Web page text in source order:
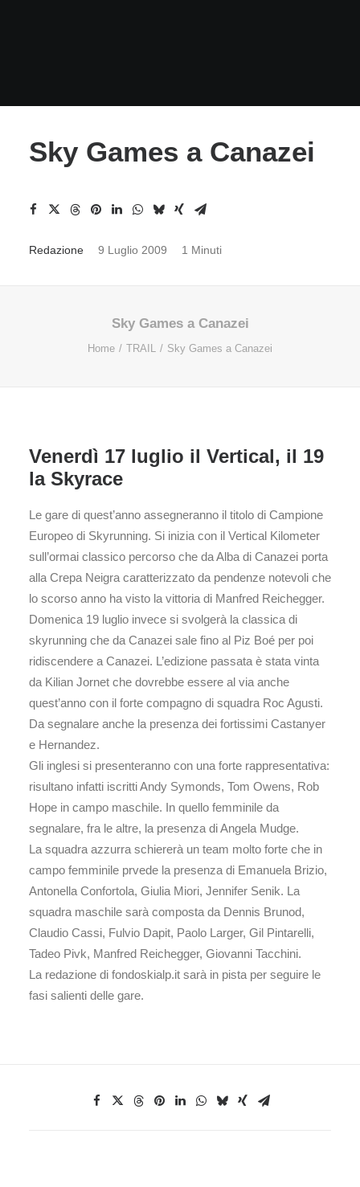
Sky Games a Canazei
Redazione 9 Luglio 2009 1 Minuti
Sky Games a Canazei
Home TRAIL Sky Games a Canazei
Venerdì 17 luglio il Vertical, il 19
la Skyrace
Le gare di quest’anno assegneranno il titolo di Campione
Europeo di Skyrunning. Si inizia con il Vertical Kilometer
sull’ormai classico percorso che da Alba di Canazei porta
alla Crepa Neigra caratterizzato da pendenze notevoli che
lo scorso anno ha visto la vittoria di Manfred Reichegger.
Domenica 19 luglio invece si svolgerà la classica di
skyrunning che da Canazei sale fino al Piz Boé per poi
ridiscendere a Canazei. L’edizione passata è stata vinta
da Kilian Jornet che dovrebbe essere al via anche
quest’anno con il forte compagno di squadra Roc Agusti.
Da segnalare anche la presenza dei fortissimi Castanyer
e Hernandez.
Gli inglesi si presenteranno con una forte rappresentativa:
risultano infatti iscritti Andy Symonds, Tom Owens, Rob
Hope in campo maschile. In quello femminile da
segnalare, fra le altre, la presenza di Angela Mudge.
La squadra azzurra schiererà un team molto forte che in
campo femminile prvede la presenza di Emanuela Brizio,
Antonella Confortola, Giulia Miori, Jennifer Senik. La
squadra maschile sarà composta da Dennis Brunod,
Claudio Cassi, Fulvio Dapit, Paolo Larger, Gil Pintarelli,
Tadeo Pivk, Manfred Reichegger, Giovanni Tacchini.
La redazione di fondoskialp.it sarà in pista per seguire le
fasi salienti delle gare.